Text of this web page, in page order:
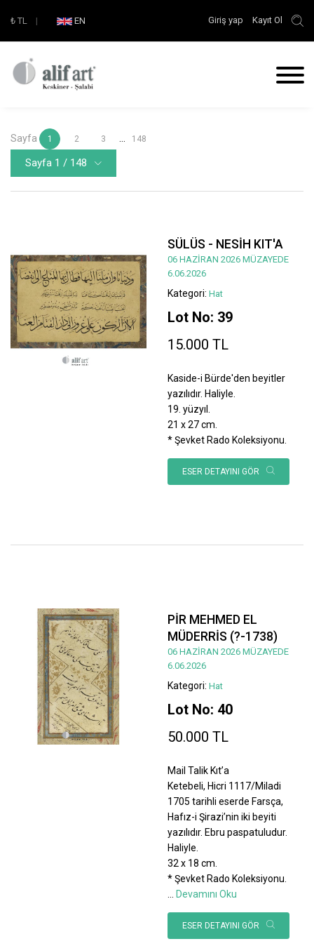
₺ TL | EN Giriş yap Kayıt Ol
Sayfa 1 2 3 148
Sayfa 1 / 148
SÜLÜS - NESİH KIT'A
06 HAZİRAN 2026 MÜZAYEDE
6.06.2026
Kategori: Hat
Lot No: 39
15.000 TL
Kaside-i Bürde'den beyitler
yazılıdır. Haliyle.
19. yüzyıl.
21 x 27 cm.
* Şevket Rado Koleksiyonu.
ESER DETAYINI GÖR
PİR MEHMED EL
MÜDERRİS (?-1738)
06 HAZİRAN 2026 MÜZAYEDE
6.06.2026
Kategori: Hat
Lot No: 40
50.000 TL
Mail Talik Kıt’a
Ketebeli, Hicri 1117/Miladi
1705 tarihli eserde Farsça,
Hafız-i Şirazi’nin iki beyiti
yazılıdır. Ebru paspatuludur.
Haliyle.
32 x 18 cm.
* Şevket Rado Koleksiyonu.
Devamını Oku
ESER DETAYINI GÖR